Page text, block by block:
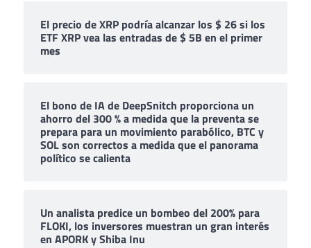
El precio de XRP podría alcanzar los $ 26 si los
ETF XRP vea las entradas de $ 5B en el primer
mes
El bono de IA de DeepSnitch proporciona un
ahorro del 300 % a medida que la preventa se
prepara para un movimiento parabólico, BTC y
SOL son correctos a medida que el panorama
político se calienta
Un analista predice un bombeo del 200% para
FLOKI, los inversores muestran un gran interés
en APORK y Shiba Inu